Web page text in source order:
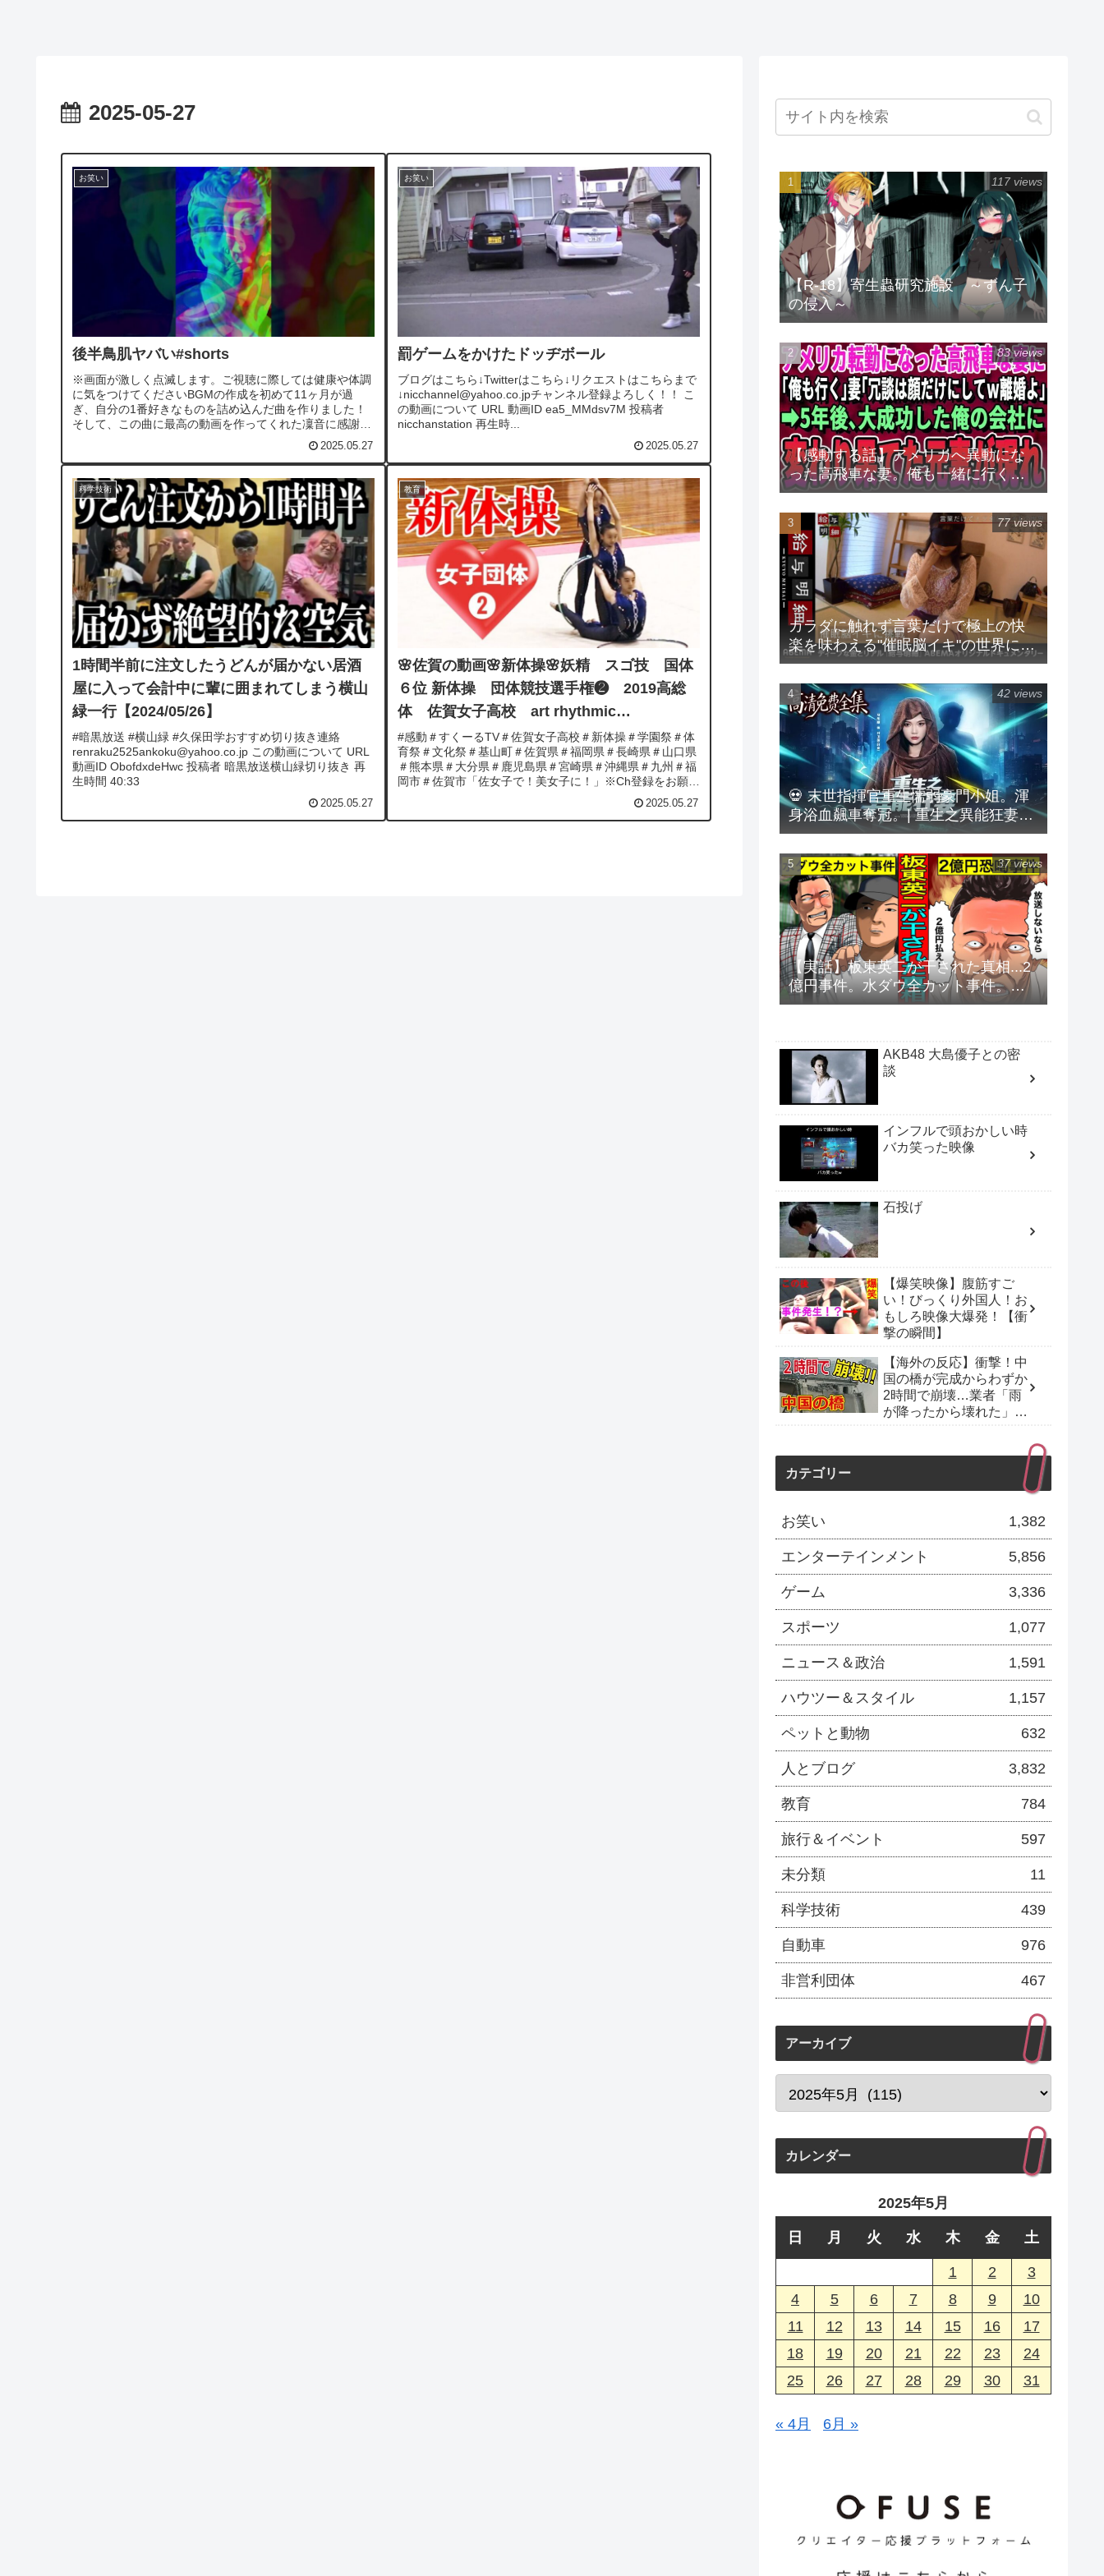
2025-05-27
お笑い
後半鳥肌ヤバい#shorts
※画面が激しく点滅します。ご視聴に際しては健康や体調
に気をつけてくださいBGMの作成を初めて11ヶ月が過
ぎ、自分の1番好きなものを詰め込んだ曲を作りました！
そして、この曲に最高の動画を作ってくれた凜音に感謝し
2025.05.27
お笑い
罰ゲームをかけたドッヂボール
ブログはこちら↓Twitterはこちら↓リクエストはこちらまで
↓nicchannel@yahoo.co.jpチャンネル登録よろしく！！ こ
の動画について URL 動画ID ea5_MMdsv7M 投稿者
nicchanstation 再生時...
2025.05.27
科学技術
1時間半前に注文したうどんが届かない居酒
屋に入って会計中に輩に囲まれてしまう横山
緑一行【2024/05/26】
#暗黒放送 #横山緑 #久保田学おすすめ切り抜き連絡
renraku2525ankoku@yahoo.co.jp この動画について URL
動画ID ObofdxdeHwc 投稿者 暗黒放送横山緑切り抜き 再
生時間 40:33
2025.05.27
教育
🌸佐賀の動画🌸新体操🌸妖精 スゴ技 国体
６位 新体操 団体競技選手権❷ 2019高総
体 佐賀女子高校 art rhythmic
gymnastics run
#感動＃すくーるTV＃佐賀女子高校＃新体操＃学園祭＃体
育祭＃文化祭＃基山町＃佐賀県＃福岡県＃長崎県＃山口県
＃熊本県＃大分県＃鹿児島県＃宮崎県＃沖縄県＃九州＃福
岡市＃佐賀市「佐女子で！美女子に！」※Ch登録をお願い
2025.05.27
【R-18】寄生蟲研究施設 ～ずん子
の侵入～
117 views
【感動する話】アメリカへ異動にな
った高飛車な妻。俺も一緒に行くと
言うと「冗談は顔だけにしてｗ離婚
よ」→5年後、俺が大成功した会社に
変わり果てた元妻がやって来て
83 views
カラダに触れず言葉だけで極上の快
楽を味わえる"催眠脳イキ"の世界に潜
入♡プロが現役グラドルに催眠をか
けるとまさかの展開に！『給与明細
#105』毎週日曜24時放送中！
77 views
💀 末世指揮官重生懦弱豪門小姐。渾
身浴血飆車奪冠。| 重生之異能狂妻
#DualCultivation
42 views
【実話】板東英二が干された真相...2
億円事件。水ダウ全カット事件。キ
レる老人の末路。
37 views
AKB48 大島優子との密
談
インフルで頭おかしい時
バカ笑った映像
石投げ
【爆笑映像】腹筋すご
い！びっくり外国人！お
もしろ映像大爆発！【衝
撃の瞬間】
【海外の反応】衝撃！中
国の橋が完成からわずか
2時間で崩壊…業者「雨
が降ったから壊れた」ギ
カテゴリー
お笑い 1,382
エンターテインメント 5,856
ゲーム 3,336
スポーツ 1,077
ニュース＆政治 1,591
ハウツー＆スタイル 1,157
ペットと動物 632
人とブログ 3,832
教育 784
旅行＆イベント 597
未分類 11
科学技術 439
自動車 976
非営利団体 467
アーカイブ
カレンダー
2025年5月
日 月 火 水 木 金 土
1 2
3
4
5 6 7 8 9
10
11
12 13 14 15 16
17
18
19 20 21 22 23
24
25
26 27 28 29 30 31
« 4月 6月 »